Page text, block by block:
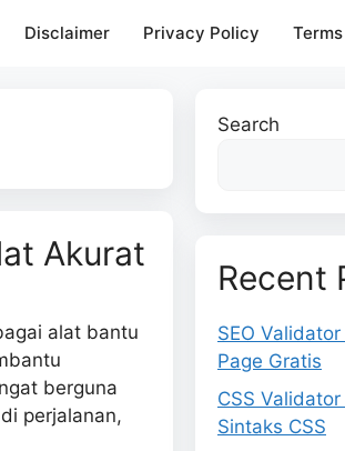
Disclaimer Privacy Policy
Akurat
alat bantu
berguna
perjalanan,
Search
Recent
SEO
Page Gratis
CSS
Sintaks CSS